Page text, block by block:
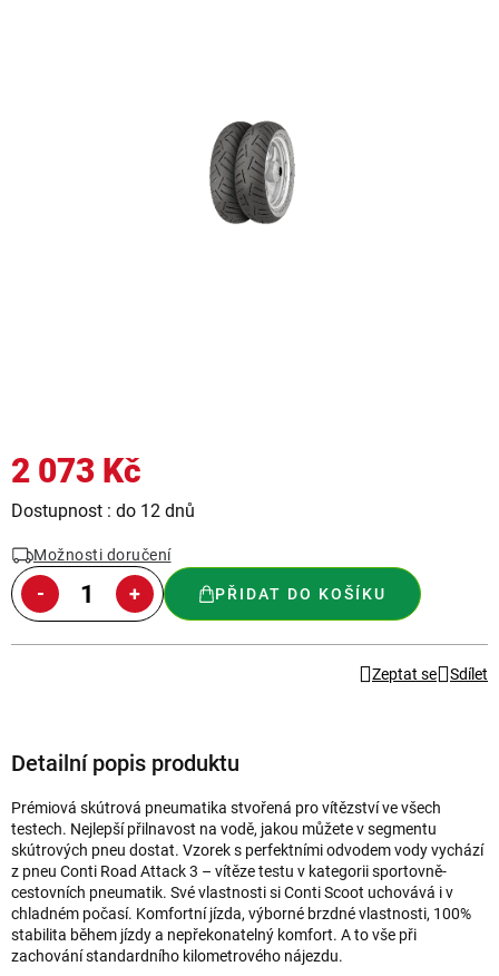
2 073 Kč
Měrná
Dostupnost : do 12 dnů
Možnosti doručení
PŘIDAT DO KOŠÍKU
Zeptat se Sdílet
Detailní popis produktu
Prémiová skútrová pneumatika stvořená pro vítězství ve všech
testech. Nejlepší přilnavost na vodě, jakou můžete v segmentu
skútrových pneu dostat. Vzorek s perfektními odvodem vody vychází
z pneu Conti Road Attack 3 – vítěze testu v kategorii sportovně-
cestovních pneumatik. Své vlastnosti si Conti Scoot uchovává i v
chladném počasí. Komfortní jízda, výborné brzdné vlastnosti, 100%
stabilita během jízdy a nepřekonatelný komfort. A to vše při
zachování standardního kilometrového nájezdu.